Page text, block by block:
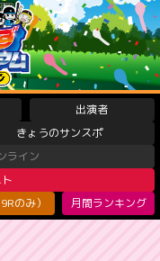
出演者
きょうのサンスポ
ライン
のみ） 月間ランキング